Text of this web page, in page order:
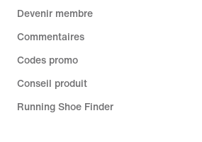
Devenir membre
Commentaires
Codes promo
Conseil produit
Running Shoe Finder